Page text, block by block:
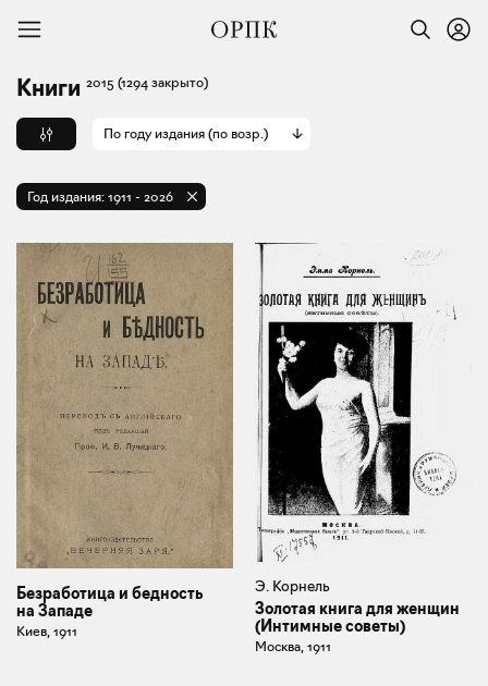
Книги 2015 (1294 закрыто)
По году издания (по возр.)
Год издания: 1911 - 2026
Безработица и бедность
на Западе
Киев, 1911
Э. Корнель
Золотая книга для женщин
(Интимные советы)
Москва, 1911